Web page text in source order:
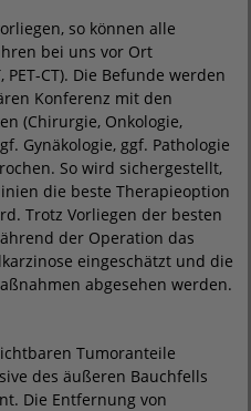
so können alle
bei uns vor Ort
CT). Die Befunde werden
Konferenz mit den
(Chirurgie, Onkologie,
Gynäkologie, ggf. Pathologie
So wird sichergestellt,
die beste Therapieoption
Trotz Vorliegen der besten
der Operation das
eingeschätzt und die
abgesehen werden.
Tumoranteile
des äußeren Bauchfells
Die Entfernung von